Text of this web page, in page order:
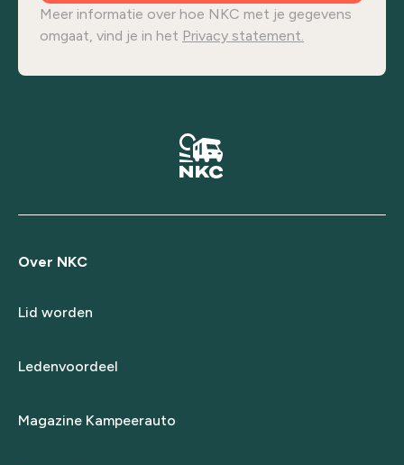
Meer informatie over hoe NKC met je gegevens
omgaat, vind je in het Privacy statement.
Over NKC
Lid worden
Ledenvoordeel
Magazine Kampeerauto